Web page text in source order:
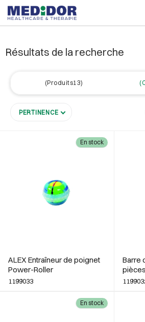
Résultats de la recherche
Produits13
PERTINENCE
ALEX Entraîneur de poignet
Power-Roller
1199033
En stock
Barre
pièces
En stock